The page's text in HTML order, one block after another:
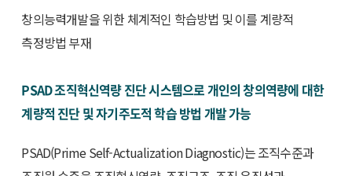
창의능력개발을 위한 체계적인 학습방법 및 이를 계량적
측정방법 부재
PSAD 조직혁신역량 진단 시스템으로 개인의 창의역량에 대한
계량적 진단 및 자기주도적 학습 방법 개발 가능
PSAD(Prime Self-Actualization Diagnostic)는 조직수준과